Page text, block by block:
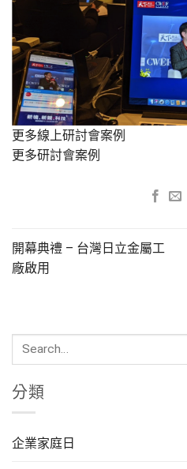
更多線上研討會案例
更多研討會案例
開幕典禮 – 台灣日立金屬工
廠啟用
分類
企業家庭日